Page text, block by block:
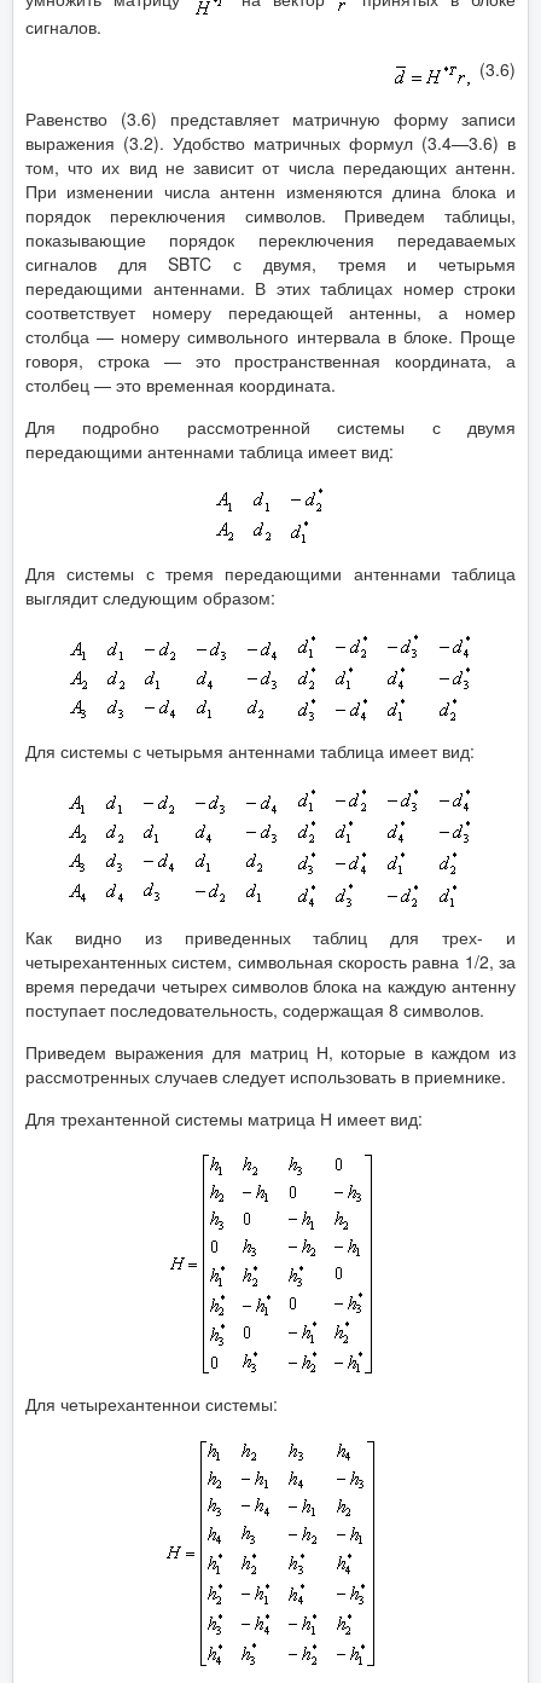
сигналов.
(3.6)
Равенство (3.6) представляет матричную форму записи
выражения (3.2). Удобство матричных формул (3.4—3.6) в
том, что их вид не зависит от числа передающих антенн.
При изменении числа антенн изменяются длина блока и
порядок переключения символов. Приведем таблицы,
показывающие порядок переключения передаваемых
сигналов для SBTC с двумя, тремя и четырьмя
передающими антеннами. В этих таблицах номер строки
соответствует номеру передающей антенны, а номер
столбца — номеру символьного интервала в блоке. Проще
говоря, строка — это пространственная координата, а
столбец — это временная координата.
Для подробно рассмотренной системы с двумя
передающими антеннами таблица имеет вид:
Для системы с тремя передающими антеннами таблица
выглядит следующим образом:
Для системы с четырьмя антеннами таблица имеет вид:
Как видно из приведенных таблиц для трех- и
четырехантенных систем, символьная скорость равна 1/2, за
время передачи четырех символов блока на каждую антенну
поступает последовательность, содержащая 8 символов.
Приведем выражения для матриц Н, которые в каждом из
рассмотренных случаев следует использовать в приемнике.
Для трехантенной системы матрица Н имеет вид:
Для четырехантеннои системы: